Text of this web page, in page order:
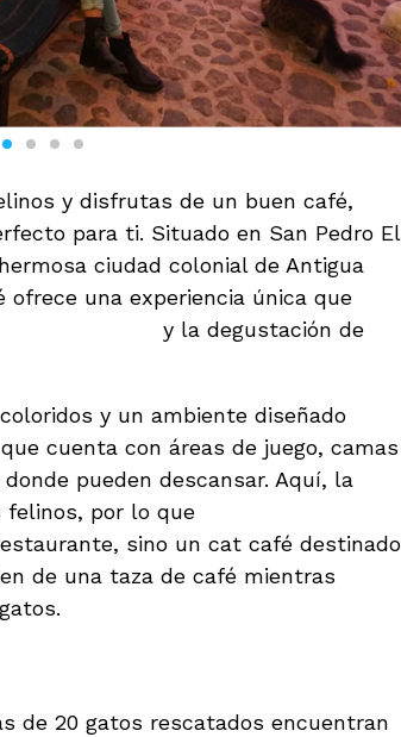
y disfrutas de un buen café,
para ti. Situado en San Pedro El
ciudad colonial de Antigua
ofrece una experiencia única que
y la degustación de
y un ambiente diseñado
cuenta con áreas de juego, camas
pueden descansar. Aquí, la
felinos, por lo que
sino un cat café destinado
de una taza de café mientras
de 20 gatos rescatados encuentran